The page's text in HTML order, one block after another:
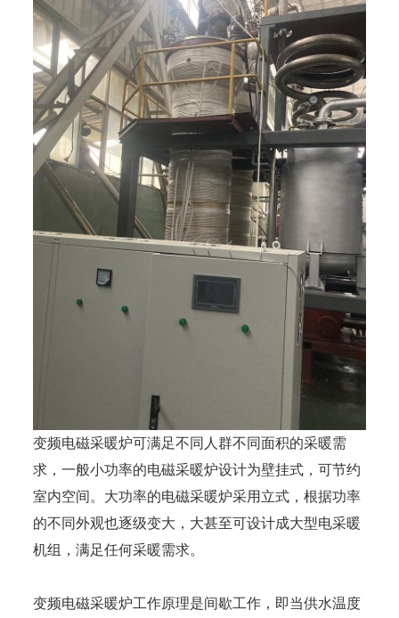
变频电磁采暖炉可满足不同人群不同面积的采暖需
求，一般小功率的电磁采暖炉设计为壁挂式，可节约
室内空间。大功率的电磁采暖炉采用立式，根据功率
的不同外观也逐级变大，大甚至可设计成大型电采暖
机组，满足任何采暖需求。
变频电磁采暖炉工作原理是间歇工作，即当供水温度